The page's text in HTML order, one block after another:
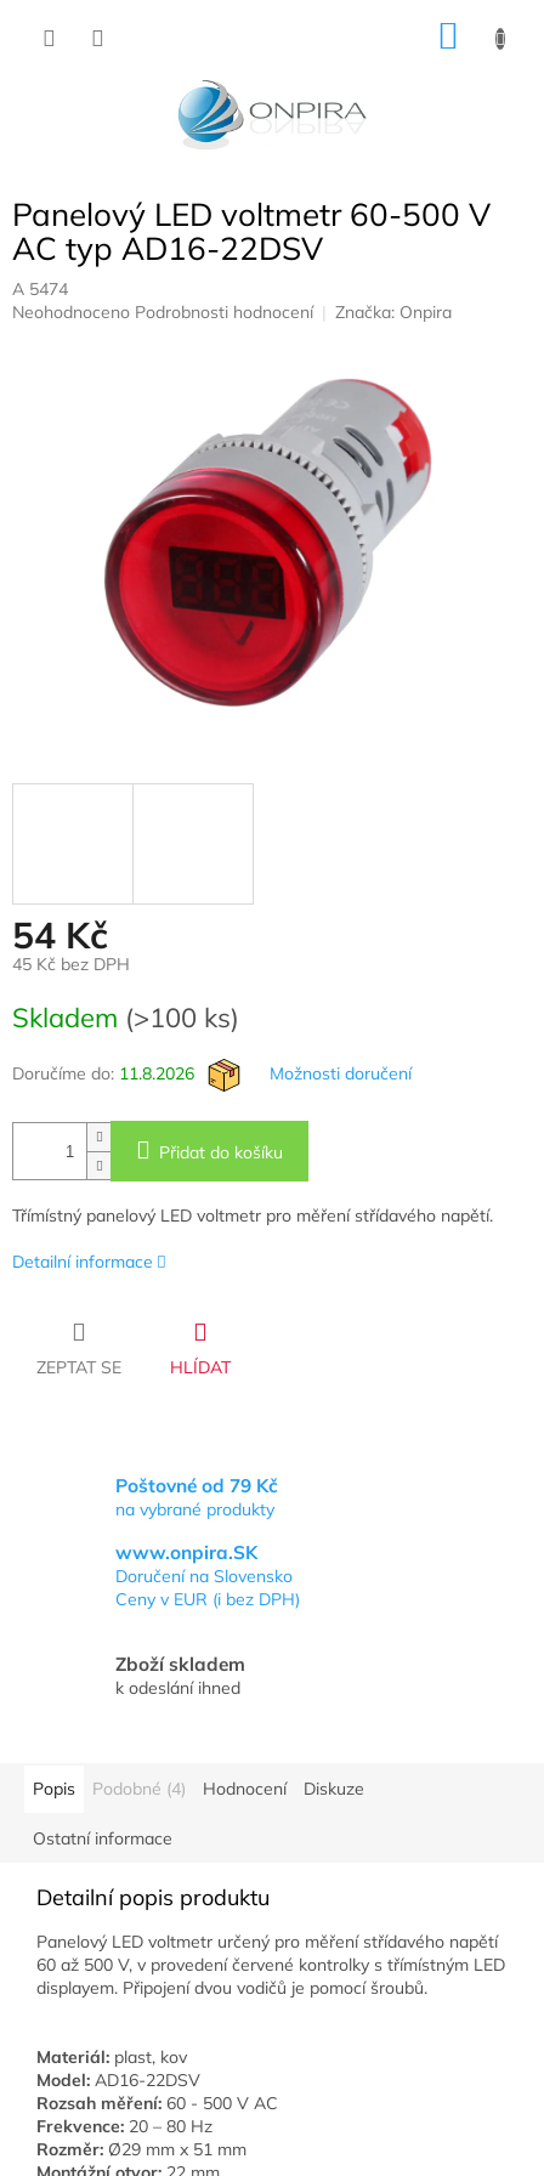
Panelový LED voltmetr 60-500 V
AC typ AD16-22DSV
A 5474
Průměrné
Neohodnoceno Podrobnosti hodnocení Značka: Onpira
54 Kč
45 Kč bez DPH
cena:
Skladem (>100 ks)
Doručíme do: 11.8.2026 Možnosti doručení
Přidat do košíku
Třímístný panelový LED voltmetr pro měření střídavého napětí.
Detailní informace
ZEPTAT SE HLÍDAT
Poštovné od 79 Kč
na vybrané produkty
www.onpira.SK
Doručení na Slovensko
Ceny v EUR (i bez DPH)
Zboží skladem
k odeslání ihned
Popis Podobné (4) Hodnocení Diskuze
Ostatní informace
Detailní popis produktu
Panelový LED voltmetr určený pro měření střídavého napětí
60 až 500 V, v provedení červené kontrolky s třímístným LED
displayem. Připojení dvou vodičů je pomocí šroubů.
Materiál: plast, kov
Model: AD16-22DSV
Rozsah měření: 60 - 500 V AC
Frekvence: 20 – 80 Hz
Rozměr: Ø29 mm x 51 mm